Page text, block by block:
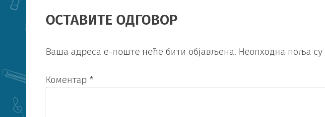
ОСТАВИТЕ ОДГОВОР
Ваша адреса е-поште неће бити објављена. Неопходна поља су
Коментар *